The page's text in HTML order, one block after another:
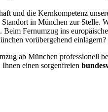
und die Kernkompetenz
in München zur Stelle.
Fernumzug ins
vorübergehend einlagern?
ab München professionell
einen sorgenfreien